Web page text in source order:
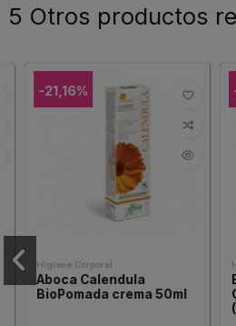
5 Otros productos
-21,16%
Higiene Corporal
Aboca Calendula
BioPomada crema 50ml
-